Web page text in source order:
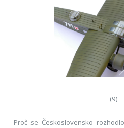
(9)
Proč se Československo